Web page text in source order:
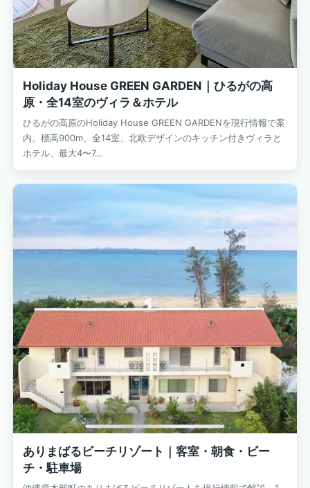
Holiday House GREEN GARDEN｜ひるがの高
原・全14室のヴィラ＆ホテル
ひるがの高原のHoliday House GREEN GARDENを現行情報で案
内。標高900m、全14室、北欧デザインのキッチン付きヴィラと
ホテル、最大4〜7…
ありまばるビーチリゾート｜客室・朝食・ビー
チ・駐車場